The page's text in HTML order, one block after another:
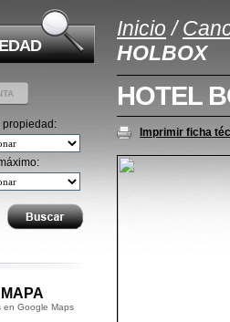
propiedad:
en Google Maps
Inicio /
HOLBOX
HOTEL
Imprimir ficha